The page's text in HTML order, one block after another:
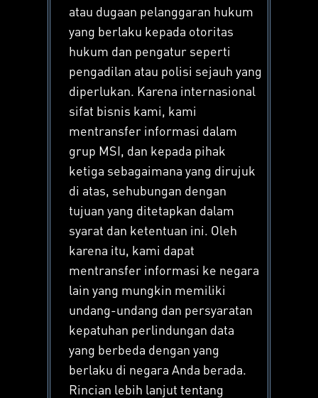
atau dugaan pelanggaran hukum
yang berlaku kepada otoritas
hukum dan pengatur seperti
pengadilan atau polisi sejauh yang
diperlukan. Karena internasional
sifat bisnis kami, kami
mentransfer informasi dalam
grup MSI, dan kepada pihak
ketiga sebagaimana yang dirujuk
di atas, sehubungan dengan
tujuan yang ditetapkan dalam
syarat dan ketentuan ini. Oleh
karena itu, kami dapat
mentransfer informasi ke negara
lain yang mungkin memiliki
undang-undang dan persyaratan
kepatuhan perlindungan data
yang berbeda dengan yang
berlaku di negara Anda berada.
Rincian lebih lanjut tentang